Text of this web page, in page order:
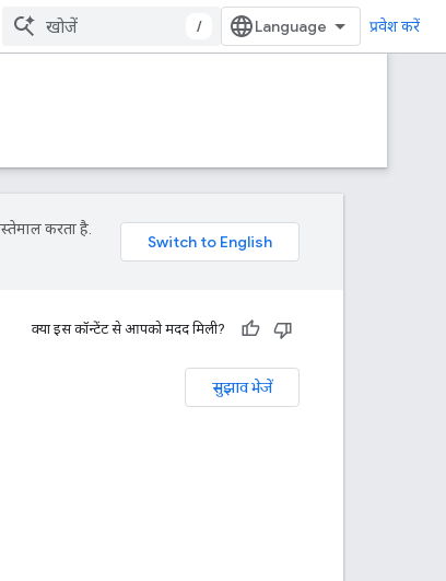
/ प्रवेश करें
करता है.
क्या इस कॉन्टेंट से आपको मदद मिली?
सुझाव भेजें